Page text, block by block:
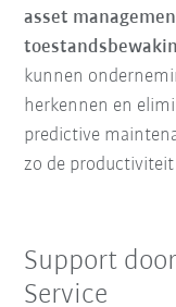
asset
kunnen
herkennen en
predictive
zo de
Support
Service